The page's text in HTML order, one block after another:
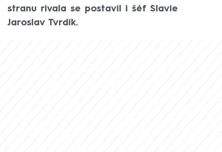
stranu rivala se postavil i šéf Slavie
Jaroslav Tvrdík.